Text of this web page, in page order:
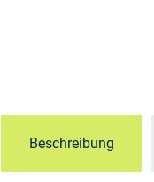
Beschreibung